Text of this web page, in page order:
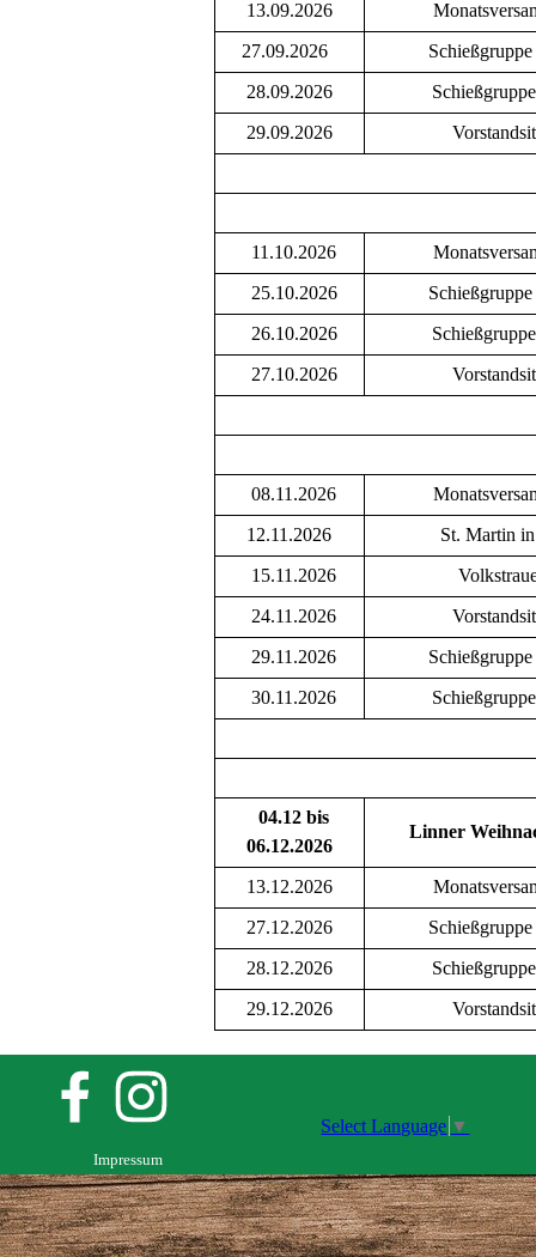
13.09.2026
27.09.2026
28.09.2026
29.09.2026
11.10.2026
25.10.2026
26.10.2026
27.10.2026
08.11.2026
12.11.2026
St. Martin
15.11.2026
24.11.2026
29.11.2026
30.11.2026
04.12 bis
06.12.2026
Linner
13.12.2026
27.12.2026
28.12.2026
29.12.2026
Impressum
Select Language ▼
Zurück zum Seiteninhalt